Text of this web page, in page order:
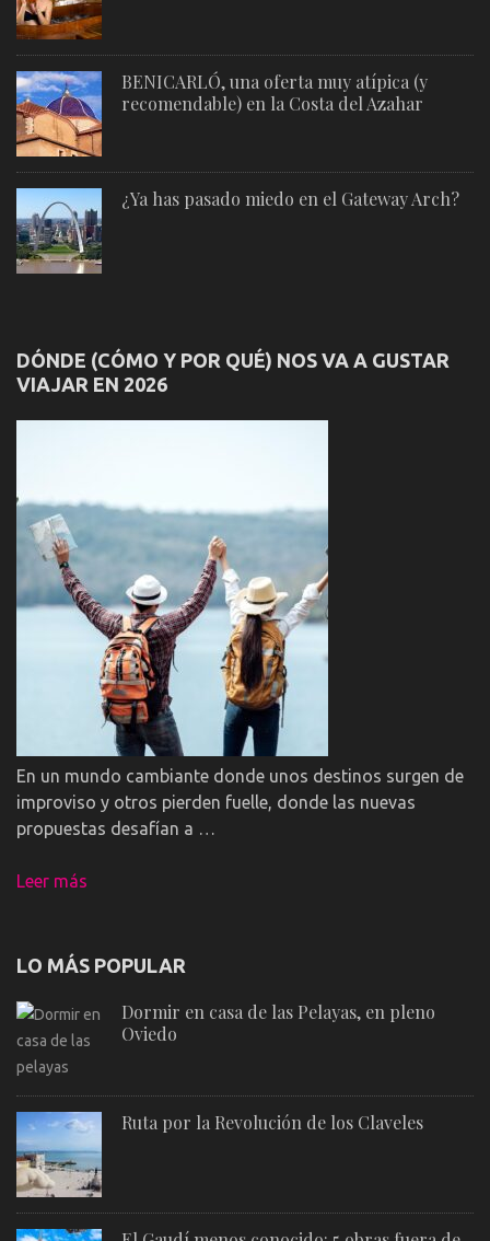
BENICARLÓ, una oferta muy atípica (y
recomendable) en la Costa del Azahar
¿Ya has pasado miedo en el Gateway Arch?
DÓNDE (CÓMO Y POR QUÉ) NOS VA A GUSTAR
VIAJAR EN 2026
En un mundo cambiante donde unos destinos surgen de
improviso y otros pierden fuelle, donde las nuevas
propuestas desafían a …
Leer más
LO MÁS POPULAR
Dormir en casa de las Pelayas, en pleno
Oviedo
Ruta por la Revolución de los Claveles